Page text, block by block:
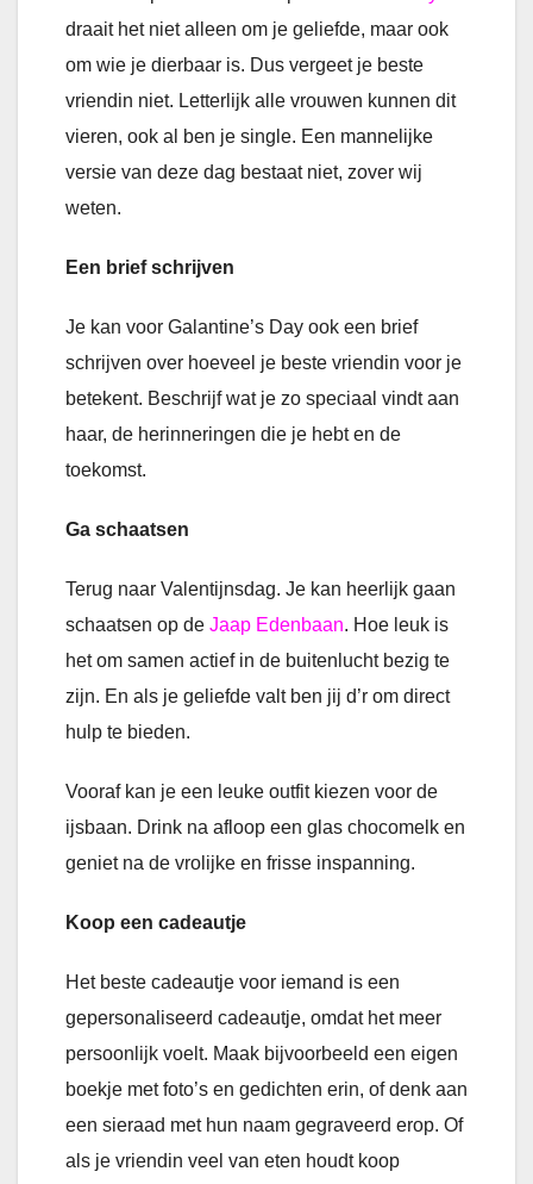
draait het niet alleen om je geliefde, maar ook
om wie je dierbaar is. Dus vergeet je beste
vriendin niet. Letterlijk alle vrouwen kunnen dit
vieren, ook al ben je single. Een mannelijke
versie van deze dag bestaat niet, zover wij
weten.
Een brief schrijven
Je kan voor Galantine’s Day ook een brief
schrijven over hoeveel je beste vriendin voor je
betekent. Beschrijf wat je zo speciaal vindt aan
haar, de herinneringen die je hebt en de
toekomst.
Ga schaatsen
Terug naar Valentijnsdag. Je kan heerlijk gaan
schaatsen op de Jaap Edenbaan. Hoe leuk is
het om samen actief in de buitenlucht bezig te
zijn. En als je geliefde valt ben jij d’r om direct
hulp te bieden.
Vooraf kan je een leuke outfit kiezen voor de
ijsbaan. Drink na afloop een glas chocomelk en
geniet na de vrolijke en frisse inspanning.
Koop een cadeautje
Het beste cadeautje voor iemand is een
gepersonaliseerd cadeautje, omdat het meer
persoonlijk voelt. Maak bijvoorbeeld een eigen
boekje met foto’s en gedichten erin, of denk aan
een sieraad met hun naam gegraveerd erop. Of
als je vriendin veel van eten houdt koop